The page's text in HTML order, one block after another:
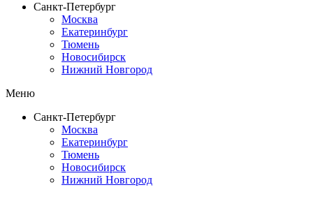
Санкт-Петербург
Москва
Екатеринбург
Тюмень
Новосибирск
Нижний Новгород
Меню
Санкт-Петербург
Москва
Екатеринбург
Тюмень
Новосибирск
Нижний Новгород